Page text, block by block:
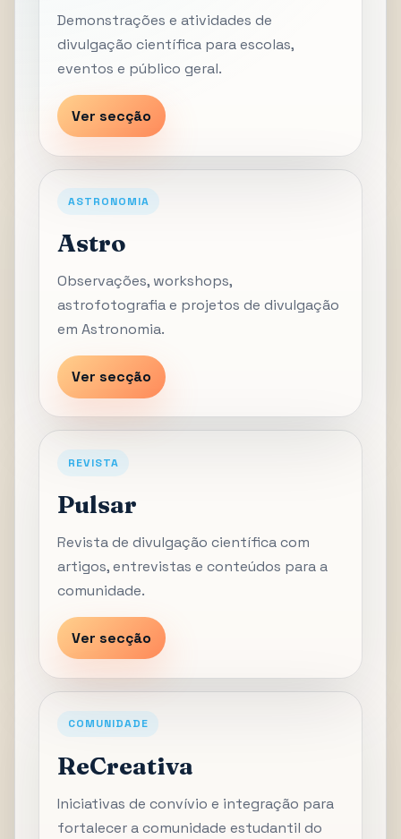
Demonstrações e atividades de
divulgação científica para escolas,
eventos e público geral.
Ver secção
ASTRONOMIA
Astro
Observações, workshops,
astrofotografia e projetos de divulgação
em Astronomia.
Ver secção
REVISTA
Pulsar
Revista de divulgação científica com
artigos, entrevistas e conteúdos para a
comunidade.
Ver secção
COMUNIDADE
ReCreativa
Iniciativas de convívio e integração para
fortalecer a comunidade estudantil do